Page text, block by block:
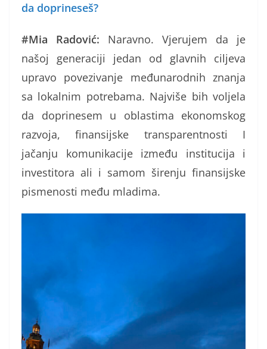
da doprineseš?
#Mia Radović: Naravno. Vjerujem da je
našoj generaciji jedan od glavnih ciljeva
upravo povezivanje međunarodnih znanja
sa lokalnim potrebama. Najviše bih voljela
da doprinesem u oblastima ekonomskog
razvoja, finansijske transparentnosti I
jačanju komunikacije između institucija i
investitora ali i samom širenju finansijske
pismenosti među mladima.